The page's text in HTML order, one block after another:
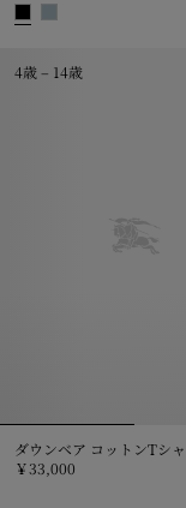
4歳 – 14歳
ダウンベア コットンTシ
￥33,000